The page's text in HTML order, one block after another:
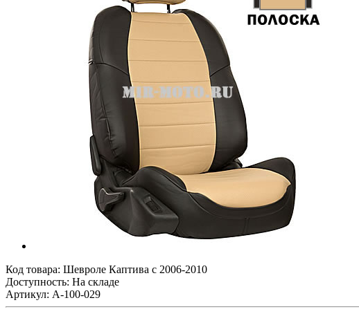
Код товара: Шевроле Каптива с 2006-2010
Доступность: На складе
Артикул: A-100-029